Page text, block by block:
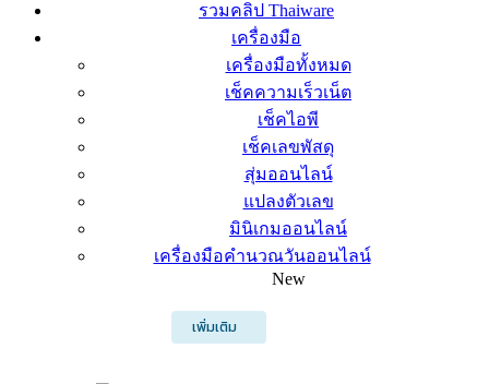
รวมคลิป Thaiware
เครื่องมือ
เครื่องมือทั้งหมด
เช็คความเร็วเน็ต
เช็คไอพี
เช็คเลขพัสดุ
สุ่มออนไลน์
แปลงตัวเลข
มินิเกมออนไลน์
เครื่องมือคำนวณวันออนไลน์
New
เพิ่มเติม